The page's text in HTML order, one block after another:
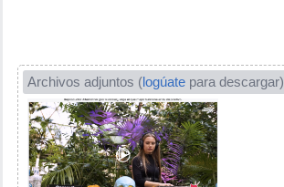
Archivos adjuntos (logúate para descargar)